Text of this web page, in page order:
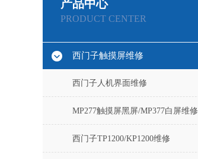
产品中心
PRODUCT CENTER
西门子触摸屏维修
西门子人机界面维修
MP277触摸屏黑屏/MP377白屏维修
西门子TP1200/KP1200维修